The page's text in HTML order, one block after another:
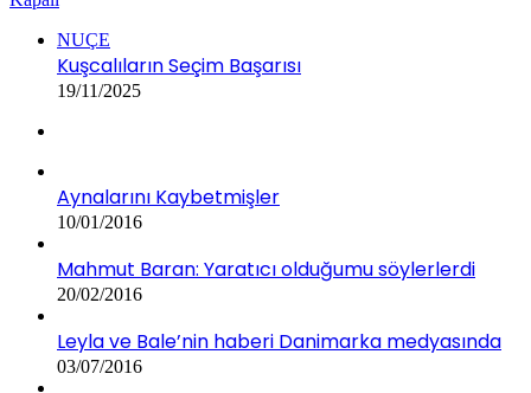
NUÇE
Kuşcalıların Seçim Başarısı
19/11/2025
Aynalarını Kaybetmişler
10/01/2016
Mahmut Baran: Yaratıcı olduğumu söylerlerdi
20/02/2016
Leyla ve Bale’nin haberi Danimarka medyasında
03/07/2016